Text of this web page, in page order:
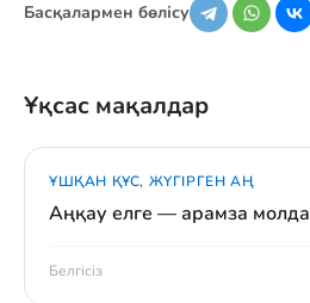
Басқалармен бөлісу
Ұқсас мақалдар
ҰШҚАН ҚҰС, ЖҮГІРГЕН АҢ
Аңқау елге — арамза молда
Белгісіз